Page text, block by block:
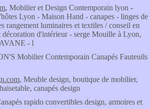
, Mobilier et Design Contemporain lyon -
Lyon - Maison Hand - canapes - linges de
rangement luminaires et textiles / conseil en
décoration d'intérieur - serge Mouille à Lyon,
- l
Mobilier Contemporain Canapés Fauteuils
, Meuble design, boutique de mobilier,
canapés design
rapido convertibles design, armoires et